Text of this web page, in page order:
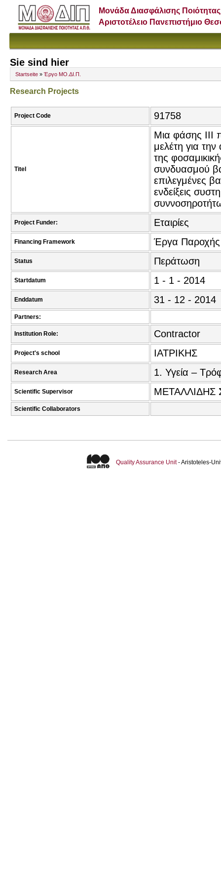
Μονάδα Διασφάλισης Ποιότητας
Αριστοτέλειο Πανεπιστήμιο
Sie sind hier
Startseite » Έργο ΜΟ.ΔΙ.Π.
Research Projects
Project Code 91758
Titel
Μια φάσης ΙΙΙ
μελέτη για
της
συνδυασμού
επιλεγμένες
ενδείξεις
Project Funder: Εταιρίες
Financing Framework Έργα
Status Περάτωση
Startdatum 1 - 1 - 2014
Enddatum 31 - 12 - 2014
Partners:
Institution Role: Contractor
Project's school ΙΑΤΡΙΚΗΣ
Research Area 1. Υγεία –
Scientific Supervisor
Scientific Collaborators
Quality Assurance Unit- Aristoteles-